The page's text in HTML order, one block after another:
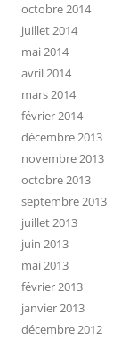
octobre 2014
juillet 2014
mai 2014
avril 2014
mars 2014
février 2014
décembre 2013
novembre 2013
octobre 2013
septembre 2013
juillet 2013
juin 2013
mai 2013
février 2013
janvier 2013
décembre 2012